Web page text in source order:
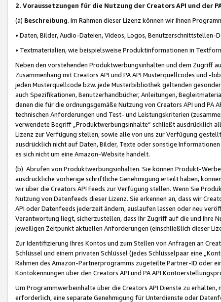
2. Voraussetzungen für die Nutzung der Creators API und der
(a) Beschreibung. Im Rahmen dieser Lizenz können wir Ihnen
• Daten, Bilder, Audio-Dateien, Videos, Logos, Benutzerschnittstellen-
• Textmaterialien, wie beispielsweise Produktinformationen in
Neben den vorstehenden Produktwerbungsinhalten und dem Zugriff
Zusammenhang mit Creators API und PA API Musterquellcodes und
jeden Musterquellcode bzw. jede Musterbibliothek geltenden
auch Spezifikationen, Benutzerhandbücher, Anleitungen,
denen die für die ordnungsgemäße Nutzung von Creators API und PA
technischen Anforderungen und Test- und Leistungskriterien
verwendete Begriff „Produktwerbungsinhalte“ schließt ausdrücklich
Lizenz zur Verfügung stellen, sowie alle von uns zur Verfügung
ausdrücklich nicht auf Daten, Bilder, Texte oder sonstige
es sich nicht um eine Amazon-Website handelt.
(b) Abrufen von Produktwerbungsinhalten. Sie können Produkt-
ausdrückliche vorherige schriftliche Genehmigung erteilt haben,
wir über die Creators API Feeds zur Verfügung stellen. Wenn Sie
Nutzung von Datenfeeds dieser Lizenz. Sie erkennen an, dass wir
API oder Datenfeeds jederzeit ändern, auslaufen lassen oder neu
Verantwortung liegt, sicherzustellen, dass Ihr Zugriff auf die und Ihre
jeweiligen Zeitpunkt aktuellen Anforderungen (einschließlich dieser
Zur Identifizierung Ihres Kontos und zum Stellen von Anfragen an
Schlüssel und einem privaten Schlüssel (jedes Schlüsselpaar eine
Rahmen des Amazon-Partnerprogramms zugeteilte Partner-ID oder
Kontokennungen über den Creators API und PA API
Um Programmwerbeinhalte über die Creators API Dienste zu
erforderlich, eine separate Genehmigung für Unterdienste oder